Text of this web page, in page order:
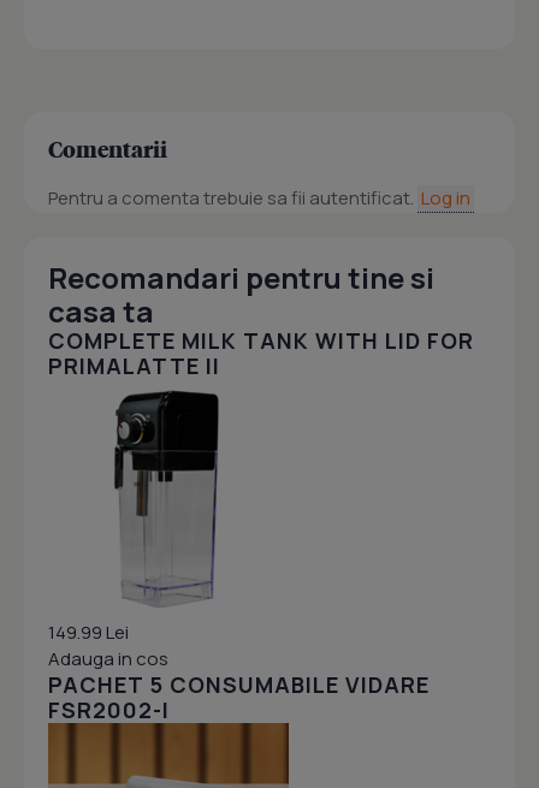
Comentarii
Pentru a comenta trebuie sa fii autentificat. Log in
Recomandari pentru tine si
casa ta
COMPLETE MILK TANK WITH LID FOR
PRIMALATTE II
149.99 Lei
Adauga in cos
PACHET 5 CONSUMABILE VIDARE
FSR2002-I